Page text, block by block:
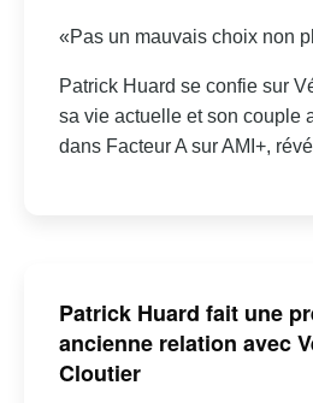
«Pas un mauvais choix non
Patrick Huard se confie sur
sa vie actuelle et son couple
dans Facteur A sur AMI+,
Patrick Huard fait une
ancienne relation avec
Cloutier